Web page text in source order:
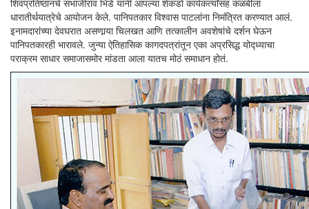
शिवप्रतिष्ठानचे संभाजीराव भिडे यांनी आपल्या शेकडो कार्यकर्त्यांसह कळंबीला
धारातीर्थयात्रेचे आयोजन केले. पानिपतकार विश्वास पाटलांना निमंत्रित करण्यात आलं.
इनामदारांच्या देवघरात असणार्‍या चिलखत आणि तत्कालीन अवशेषांचे दर्शन घेऊन
पानिपतकारही भारावले. जुन्या ऐतिहासिक कागदपत्रांतून एका अप्रसिद्ध योद्ध्याचा
पराक्रम साधार समाजासमोर मांडता आला यातच मोठं समाधान होतं.